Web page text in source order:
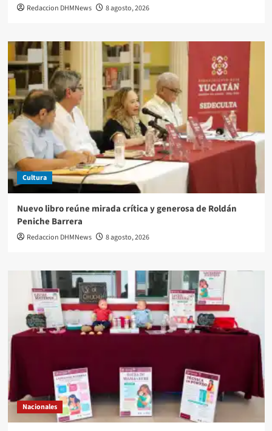
Redaccion DHMNews 8 agosto, 2026
Cultura
Nuevo libro reúne mirada crítica y generosa de Roldán
Peniche Barrera
Redaccion DHMNews 8 agosto, 2026
Nacionales